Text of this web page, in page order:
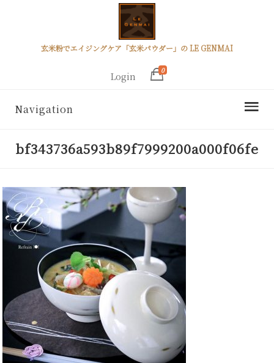
玄米粉でエイジングケア「玄米パウダー」の LE GENMAI
Login
0
Navigation
bf343736a593b89f7999200a000f06fe